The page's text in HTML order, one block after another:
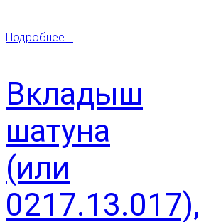
Подробнее...
Вкладыш
шатуна
(или
0217.13.017),